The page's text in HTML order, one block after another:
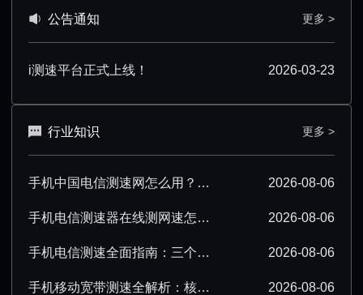
公告通知 更多 >
i测速平台正式上线！ 2026-03-23
行业知识 更多 >
手机中国电信测速网怎么用？超详细操作技巧分享 2026-08-06
手机电信测速器在线测网速怎么操作？超详细步骤分享 2026-08-06
手机电信测速全面指南：三个要点必须掌握 2026-08-06
手机移动宽带测速全解析：核心要点必须掌握 2026-08-06